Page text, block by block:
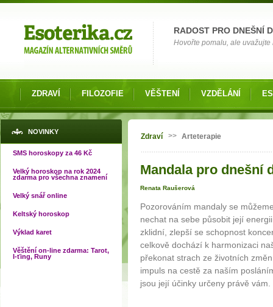
RADOST PRO DNEŠNÍ
Hovořte pomalu, ale uvažujte
ZDRAVÍ FILOZOFIE VĚŠTENÍ VZDĚLÁNÍ
NOVINKY
SMS horoskopy za 46 Kč
Velký horoskop na rok 2024
zdarma pro všechna znamení
Velký snář online
Keltský horoskop
Výklad karet
Věštění on-line zdarma: Tarot,
I-ťing, Runy
Jste zde
Zdraví >> Arteterapie
Mandala pro dnešní
Renata Raušerová
Pozorováním mandaly se
nechat na sebe působit její
zklidní, zlepší se schopnost
celkově dochází k harmonizaci
překonat strach ze životních
impuls na cestě za naším
jsou její účinky určeny právě vám.